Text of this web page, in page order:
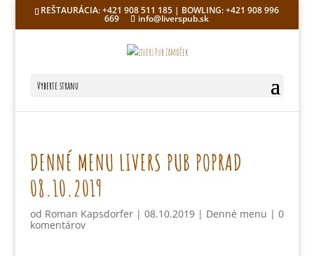
REŠTAURÁCIA: +421 908 511 185 | BOWLING: +421 908 996
669 info@liverspub.sk
Vyberte stranu
DENNÉ MENU LIVERS PUB POPRAD
08.10.2019
od Roman Kapsdorfer| 08.10.2019| Denné menu | 0
komentárov